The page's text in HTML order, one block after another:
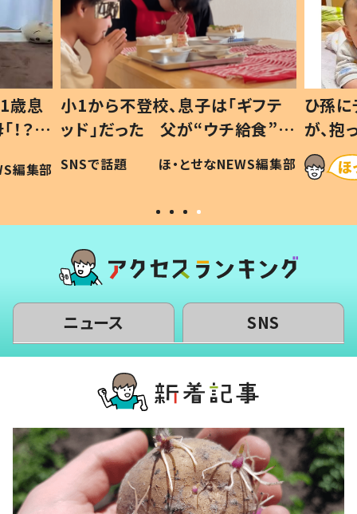
歳息
？」
編集部
小1から不登校、息子は「ギフテ
ッド」だった 父が“ウチ給食”を
作り続ける理由とは #令和の親
#令和の子
SNSで話題 ほ・とせなNEWS編集部
ひ孫
が、
「涙が
い」
ニュース SNS